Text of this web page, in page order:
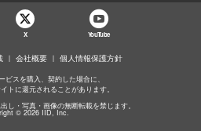
X YouTube
会社概要 個人情報保護方針
ビスを購入、契約した場合に、
トに還元されることがあります。
し・写真・画像の無断転載を禁じます。
© 2026 IID, Inc.